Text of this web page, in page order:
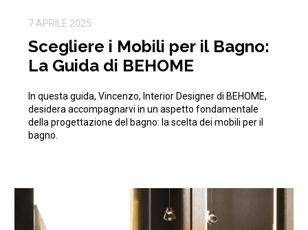
7 APRILE 2025
Scegliere i Mobili per il Bagno:
La Guida di BEHOME
In questa guida, Vincenzo, Interior Designer di BEHOME,
desidera accompagnarvi in un aspetto fondamentale
della progettazione del bagno: la scelta dei mobili per il
bagno.